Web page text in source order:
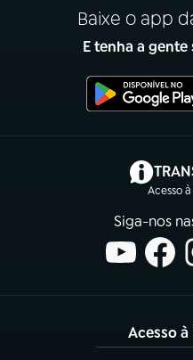
Baixe o app
E tenha a
Acesso
Siga-nos
Acesso